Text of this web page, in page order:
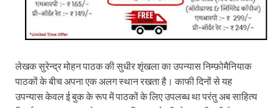
लेखक सुरेन्द्र मोहन पाठक की सुधीर शृंखला का उपन्यास निम्फ़ोमैनियाक
पाठकों के बीच अपना एक अलग स्थान रखता है। काफी दिनों से यह
उपन्यास केवल ई बुक के रूप में पाठकों के लिए उपलब्ध था परंतु अब साहित्य